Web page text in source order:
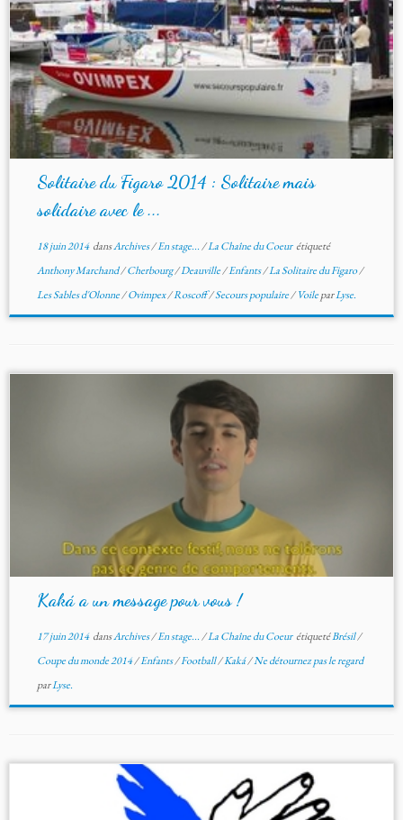
Solitaire du Figaro 2014 : Solitaire mais
solidaire avec le ...
18 juin 2014dansArchives/En stage.../La Chaîne du Coeur étiqueté
Anthony Marchand/Cherbourg/Deauville/Enfants/La Solitaire du Figaro/
Les Sables d'Olonne/Ovimpex/Roscoff/Secours populaire/VoileparLyse.
Kaká a un message pour vous !
17 juin 2014dansArchives/En stage.../La Chaîne du Coeur étiquetéBrésil/
Coupe du monde 2014/Enfants/Football/Kaká/Ne détournez pas le regard
parLyse.